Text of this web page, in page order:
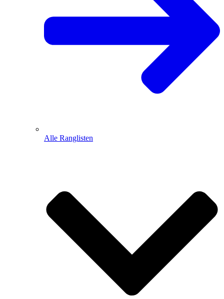
Alle Ranglisten